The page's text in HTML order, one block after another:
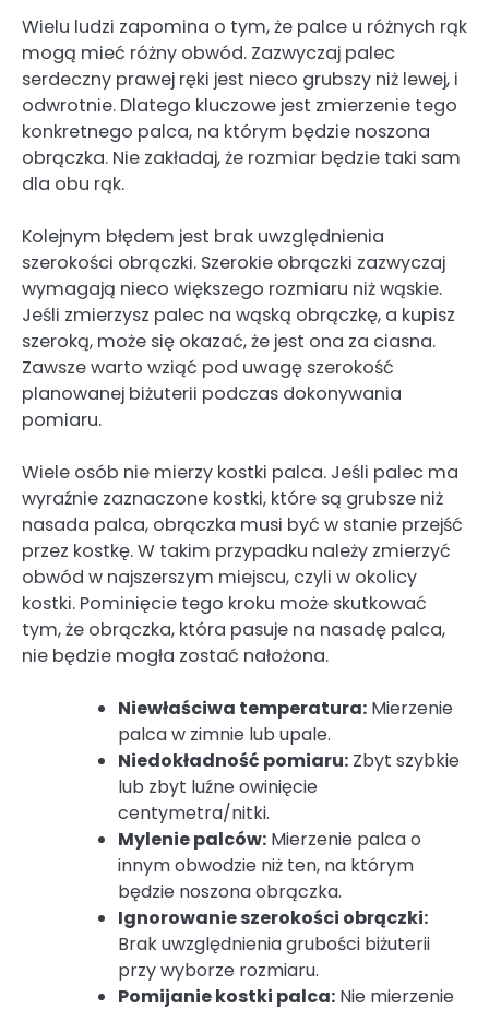
Wielu ludzi zapomina o tym, że palce u różnych rąk
mogą mieć różny obwód. Zazwyczaj palec
serdeczny prawej ręki jest nieco grubszy niż lewej, i
odwrotnie. Dlatego kluczowe jest zmierzenie tego
konkretnego palca, na którym będzie noszona
obrączka. Nie zakładaj, że rozmiar będzie taki sam
dla obu rąk.
Kolejnym błędem jest brak uwzględnienia
szerokości obrączki. Szerokie obrączki zazwyczaj
wymagają nieco większego rozmiaru niż wąskie.
Jeśli zmierzysz palec na wąską obrączkę, a kupisz
szeroką, może się okazać, że jest ona za ciasna.
Zawsze warto wziąć pod uwagę szerokość
planowanej biżuterii podczas dokonywania
pomiaru.
Wiele osób nie mierzy kostki palca. Jeśli palec ma
wyraźnie zaznaczone kostki, które są grubsze niż
nasada palca, obrączka musi być w stanie przejść
przez kostkę. W takim przypadku należy zmierzyć
obwód w najszerszym miejscu, czyli w okolicy
kostki. Pominięcie tego kroku może skutkować
tym, że obrączka, która pasuje na nasadę palca,
nie będzie mogła zostać nałożona.
Niewłaściwa temperatura: Mierzenie
palca w zimnie lub upale.
Niedokładność pomiaru: Zbyt szybkie
lub zbyt luźne owinięcie
centymetra/nitki.
Mylenie palców: Mierzenie palca o
innym obwodzie niż ten, na którym
będzie noszona obrączka.
Ignorowanie szerokości obrączki:
Brak uwzględnienia grubości biżuterii
przy wyborze rozmiaru.
Pomijanie kostki palca: Nie mierzenie